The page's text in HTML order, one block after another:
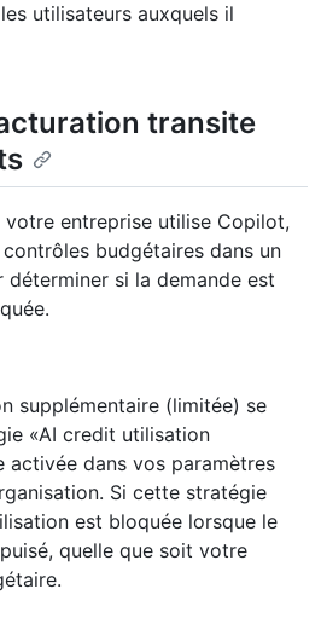
utilisateurs auxquels il
transite
votre entreprise utilise Copilot,
budgétaires dans un
si la demande est
supplémentaire (limitée) se
«AI credit utilisation
activée dans vos paramètres
Si cette stratégie
est bloquée lorsque le
quelle que soit votre